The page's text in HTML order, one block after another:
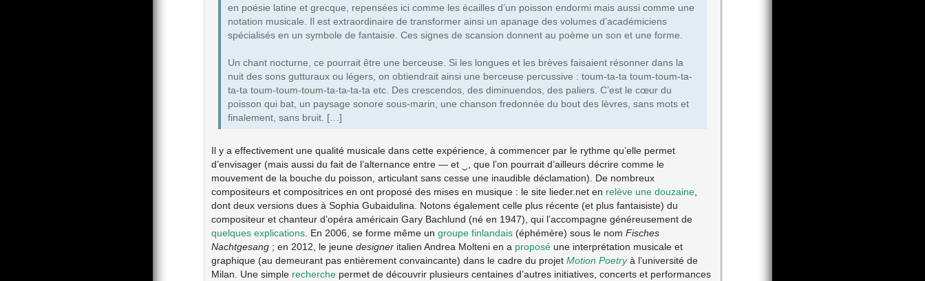
en poésie latine et grecque, repensées ici comme les écailles d’un poisson endormi mais aussi comme une
notation musicale. Il est extraordinaire de transformer ainsi un apanage des volumes d’académiciens
spécialisés en un symbole de fantaisie. Ces signes de scansion donnent au poème un son et une forme.
Un chant nocturne, ce pourrait être une berceuse. Si les longues et les brèves faisaient résonner dans la
nuit des sons gutturaux ou légers, on obtiendrait ainsi une berceuse percussive : toum-ta-ta toum-toum-ta-
ta-ta toum-toum-toum-ta-ta-ta-ta etc. Des crescendos, des diminuendos, des paliers. C’est le cœur du
poisson qui bat, un paysage sonore sous-marin, une chanson fredonnée du bout des lèvres, sans mots et
finalement, sans bruit. […]
Il y a effectivement une qualité musicale dans cette expérience, à commencer par le rythme qu’elle permet
d’envisager (mais aussi du fait de l’alternance entre — et ‿, que l’on pourrait d’ailleurs décrire comme le
mouvement de la bouche du poisson, articulant sans cesse une inaudible déclamation). De nombreux
compositeurs et compositrices en ont proposé des mises en musique : le site lieder.net en relève une douzaine,
dont deux versions dues à Sophia Gubaidulina. Notons également celle plus récente (et plus fantaisiste) du
compositeur et chanteur d’opéra américain Gary Bachlund (né en 1947), qui l’accompagne généreusement de
quelques explications. En 2006, se forme même un groupe finlandais(éphémère) sous le nom Fisches
Nachtgesang; en 2012, le jeune designeritalien Andrea Molteni en a proposéune interprétation musicale et
graphique (au demeurant pas entièrement convaincante) dans le cadre du projet Motion Poetryà l’université de
Milan. Une simple recherchepermet de découvrir plusieurs centaines d’autres initiatives, concerts et performances